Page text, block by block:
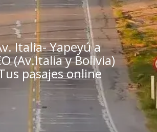
Italia- Yapeyú a
(Av.Italia y Bolivia)
pasajes online